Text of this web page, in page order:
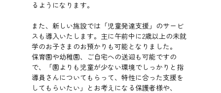
るようになります。
また、新しい施設では「児童発達支援」のサービ
スも導入いたします。主に午前中に2歳以上の未就
学のお子さまのお預かりも可能となりました。
保育園や幼稚園、ご自宅への送迎も可能ですの
で、「園よりも児童が少ない環境でしっかりと指
導員さんについてもらって、特性に合った支援を
してもらいたい」とお考えになる保護者様や、